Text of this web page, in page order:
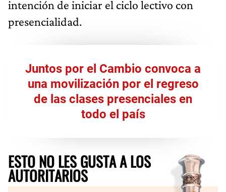
intención de iniciar el ciclo lectivo con
presencialidad.
Juntos por el Cambio convoca a
una movilización por el regreso
de las clases presenciales en
todo el país
ESTO NO LES GUSTA A LOS
AUTORITARIOS